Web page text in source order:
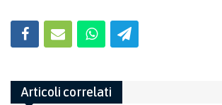
Articoli correlati